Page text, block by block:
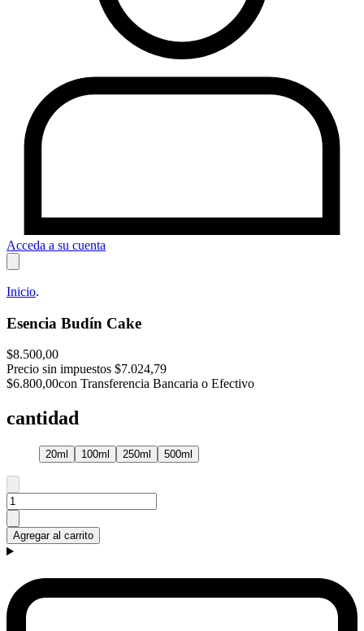
Acceda a su cuenta
Inicio.
Esencia Budín Cake
$8.500,00
Precio sin impuestos $7.024,79
$6.800,00con Transferencia Bancaria o Efectivo
cantidad
20ml 100ml 250ml 500ml
Agregar al carrito